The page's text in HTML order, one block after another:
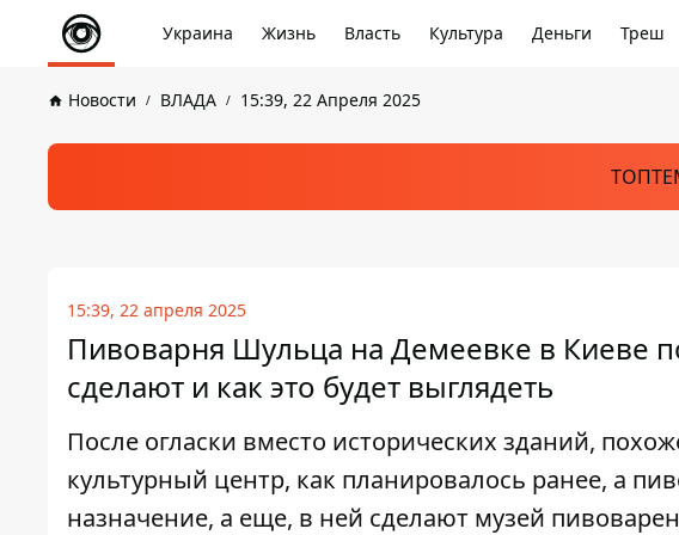
Украина Жизнь Власть Культура Деньги Треш
Новости ВЛАДА 15:39, 22 Апреля 2025
15:39, 22 апреля 2025
Пивоварня Шульца на Демеевке в Киеве
сделают и как это будет выглядеть
После огласки вместо исторических зданий,
культурный центр, как планировалось ранее, а
назначение, а еще, в ней сделают музей